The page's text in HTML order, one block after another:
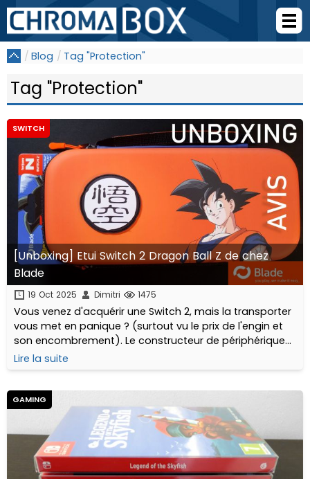
Blog Tag "Protection"
Tag "Protection"
SWITCH
[Unboxing] Etui Switch 2 Dragon Ball Z de chez
Blade
19 Oct 2025 Dimitri 1475
Vous venez d'acquérir une Switch 2, mais la transporter
vous met en panique ? (surtout vu le prix de l'engin et
son encombrement). Le constructeur de périphériques
et accessoires Blade propose exactement ce qu'il vous
faut...
Lire la suite
GAMING